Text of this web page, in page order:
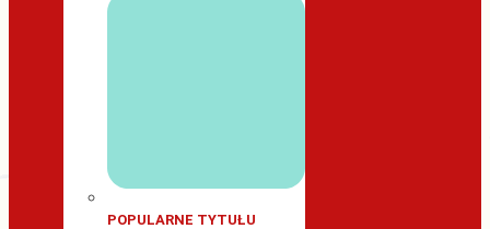
POPULARNE TYTUŁU